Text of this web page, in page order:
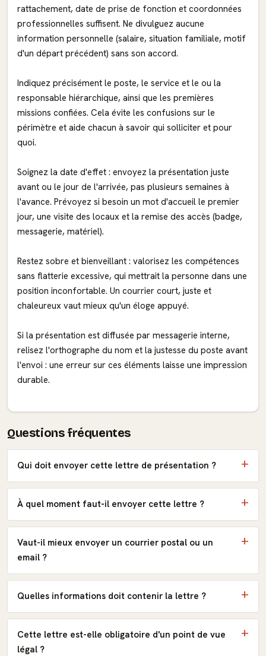
rattachement, date de prise de fonction et coordonnées
professionnelles suffisent. Ne divulguez aucune
information personnelle (salaire, situation familiale, motif
d'un départ précédent) sans son accord.
Indiquez précisément le poste, le service et le ou la
responsable hiérarchique, ainsi que les premières
missions confiées. Cela évite les confusions sur le
périmètre et aide chacun à savoir qui solliciter et pour
quoi.
Soignez la date d'effet : envoyez la présentation juste
avant ou le jour de l'arrivée, pas plusieurs semaines à
l'avance. Prévoyez si besoin un mot d'accueil le premier
jour, une visite des locaux et la remise des accès (badge,
messagerie, matériel).
Restez sobre et bienveillant : valorisez les compétences
sans flatterie excessive, qui mettrait la personne dans une
position inconfortable. Un courrier court, juste et
chaleureux vaut mieux qu'un éloge appuyé.
Si la présentation est diffusée par messagerie interne,
relisez l'orthographe du nom et la justesse du poste avant
l'envoi : une erreur sur ces éléments laisse une impression
durable.
Questions fréquentes
Qui doit envoyer cette lettre de présentation ?
À quel moment faut-il envoyer cette lettre ?
Vaut-il mieux envoyer un courrier postal ou un
email ?
Quelles informations doit contenir la lettre ?
Cette lettre est-elle obligatoire d'un point de vue
légal ?